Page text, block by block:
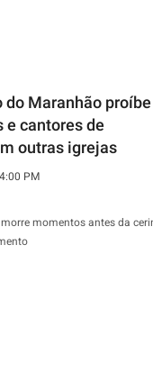
do Maranhão proíbe
e cantores de
outras igrejas
PM